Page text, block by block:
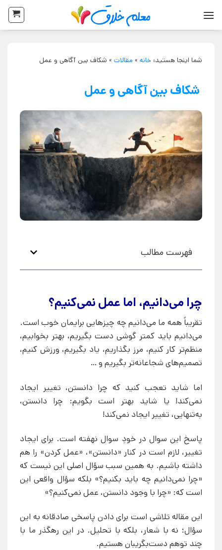
شما اینجا هستید: خانه » مقالات » شکاف بین آگاهی و عمل
شکاف بین آگاهی و عمل
فهرست مطالب
چرا می‌دانیم، اما عمل نمی‌کنیم؟
تقریباً همه ما می‌دانیم چه چیزهایی برایمان خوب است.
می‌دانیم باید کمتر گوشی دست بگیریم، بهتر بخوابیم،
منظم‌تر کار کنیم، مرز بگذاریم، یاد بگیریم، ورزش کنیم،
تصمیم‌های شجاعانه‌تر بگیریم و …
اما شاید تعجب‌ کنید که چرا دانستن، تغییر ایجاد
نمی‌کند! یا شاید بهتر است بگویم: چرا دانستن،
به‌تنهایی، تغییر ایجاد نمی‌کند!
پاسخ این سوال در خودِ سوال نهفته است. برای ایجاد
تغییر، لازم است در کنار «دانستن»، «عمل کردن» را هم
داشته باشیم. به همین سبب سؤال اصلی این نیست که
«چرا نمی‌دانیم چه باید بکنیم؟» بلکه سؤال واقعی این
است که: «چرا با وجود دانستن، عمل نمی‌کنیم؟»
این مقاله تلاشی است برای دادن پاسخی صادقانه به این
سؤال؛ نه با شعار، بلکه با تحلیل. در این رهگذر ما با
چند توهم دست‌بگریبان هستیم.